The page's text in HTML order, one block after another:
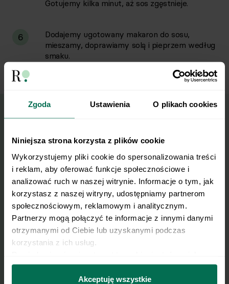
Zgoda Ustawienia O plikach cookies
Niniejsza strona korzysta z plików cookie
Wykorzystujemy pliki cookie do spersonalizowania treści
i reklam, aby oferować funkcje społecznościowe i
analizować ruch w naszej witrynie. Informacje o tym, jak
korzystasz z naszej witryny, udostępniamy partnerom
społecznościowym, reklamowym i analitycznym.
Partnerzy mogą połączyć te informacje z innymi danymi
otrzymanymi od Ciebie lub uzyskanymi podczas
korzystania z ich usług.
można się z nami skontaktować i w jaki sposób
przetwarzamy dane osobowe w ramach
Akceptuję wszystkie
Gotujemy kilka minut, aż sos zgęstnieje.
6
Dodajemy ugotowany makaron do sosu,
mieszamy, doprawiamy solą i pieprzem według
smaku.
Wyślij przepis na e-mail
Nasze najlepsze przepisy, prosto na Twoja
skrzynkę e-mail.
Zapisz się do naszego Newslettera
Imię